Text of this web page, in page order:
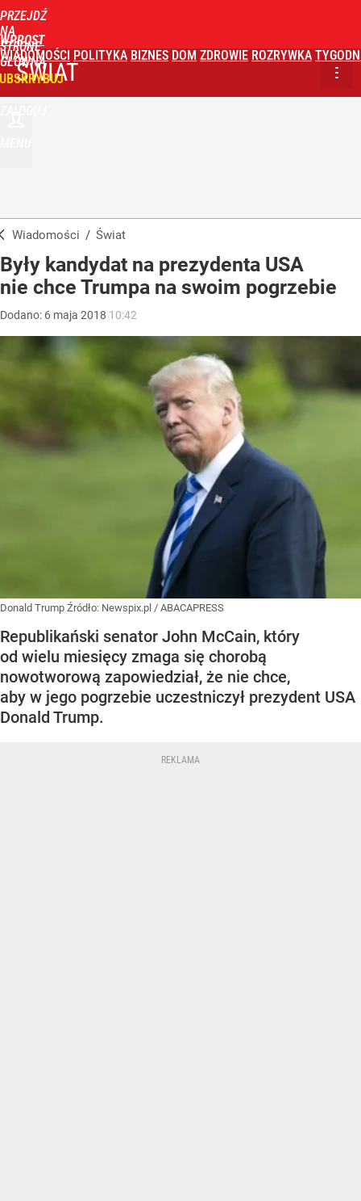
PRZEJDŹ
NA
STRONĘ
GŁÓWNĄ
WPROST
WIADOMOŚCI POLITYKA BIZNES DOM ZDROWIE ROZRYWKA
ŚWIAT
Wiadomości / Świat
Były kandydat na prezydenta USA
nie chce Trumpa na swoim pogrzebie
Dodano: 6 maja 2018 10:42
Donald Trump Źródło: Newspix.pl / ABACAPRESS
Republikański senator John McCain, który
od wielu miesięcy zmaga się chorobą
nowotworową zapowiedział, że nie chce,
aby w jego pogrzebie uczestniczył prezydent USA
Donald Trump.